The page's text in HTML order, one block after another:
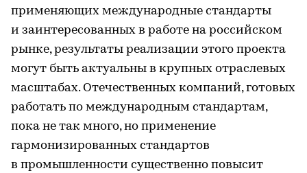
применяющих международные стандарты
и заинтересованных в работе на российском
рынке, результаты реализации этого проекта
могут быть актуальны в крупных отраслевых
масштабах. Отечественных компаний, готовых
работать по международным стандартам,
пока не так много, но применение
гармонизированных стандартов
в промышленности существенно повысит